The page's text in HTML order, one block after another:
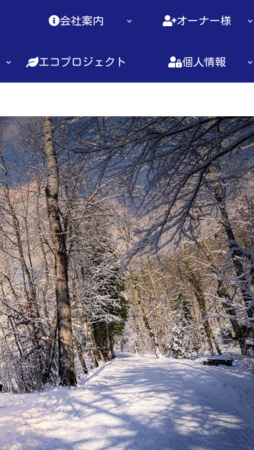
会社案内 オーナー様
エコプロジェクト 個人情報